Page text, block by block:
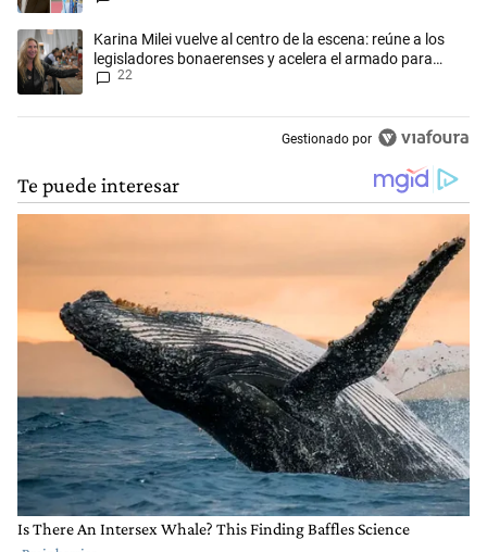
Un artículo de tendencia con el título "Karina Milei vuelve al centro de
Karina Milei vuelve al centro de la escena: reúne a los
legisladores bonaerenses y acelera el armado para
2027
22
Gestionado por